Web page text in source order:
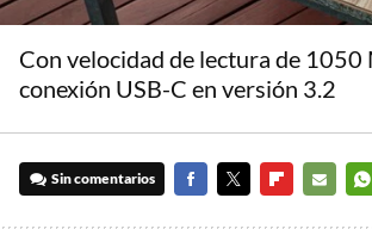
Con velocidad de lectura de 1050
conexión USB-C en versión 3.2
Sin comentarios